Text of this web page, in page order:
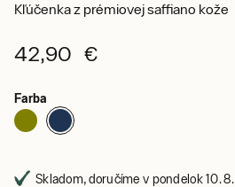
Kľúčenka z prémiovej saffiano kože
42,90 €
Farba
Skladom, doručíme v pondelok 10. 8.